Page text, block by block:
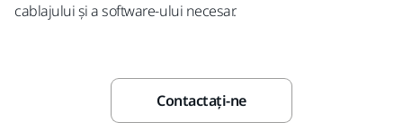
cablajului și a software-ului necesar.
Contactaţi-ne